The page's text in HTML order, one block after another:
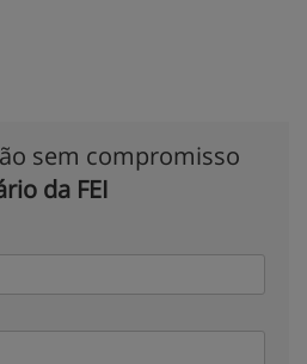
sem compromisso
da FEI